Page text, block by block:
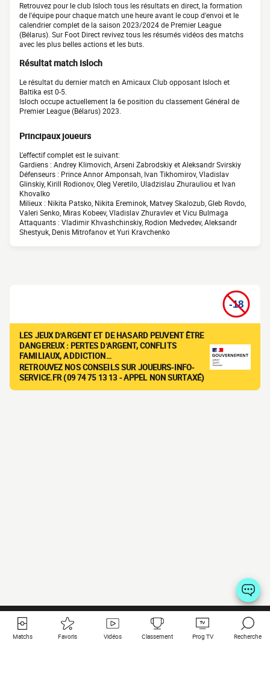
Retrouvez pour le club Isloch tous les résultats en direct, la formation
de l'équipe pour chaque match une heure avant le coup d'envoi et le
calendrier complet de la saison 2023/2024 de Premier League
(Bélarus). Sur Foot Direct revivez tous les résumés vidéos des matchs
avec les plus belles actions et les buts.
Résultat match Isloch
Le résultat du dernier match en Amicaux Club opposant Isloch et
Baltika est 0-5.
Isloch occupe actuellement la 6e position du classement Général de
Premier League (Bélarus) 2023.
Principaux joueurs
L'effectif complet est le suivant:
Gardiens : Andrey Klimovich, Arseni Zabrodskiy et Aleksandr Svirskiy
Défenseurs : Prince Annor Amponsah, Ivan Tikhomirov, Vladislav
Glinskiy, Kirill Rodionov, Oleg Veretilo, Uladzislau Zhurauliou et Ivan
Khovalko
Milieux : Nikita Patsko, Nikita Ereminok, Matvey Skalozub, Gleb Rovdo,
Valeri Senko, Miras Kobeev, Vladislav Zhuravlev et Vicu Bulmaga
Attaquants : Vladimir Khvashchinskiy, Rodion Medvedev, Aleksandr
Shestyuk, Denis Mitrofanov et Yuri Kravchenko
LES JEUX D'ARGENT ET DE HASARD PEUVENT ÊTRE
DANGEREUX : PERTES D'ARGENT, CONFLITS
FAMILIAUX, ADDICTION…
RETROUVEZ NOS CONSEILS SUR JOUEURS-INFO-
SERVICE.FR (09 74 75 13 13 - APPEL NON SURTAXÉ)
Matchs Favoris Vidéos Classement Prog TV Recherche